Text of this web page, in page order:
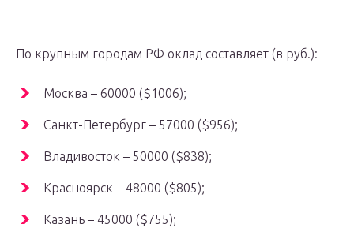
По крупным городам РФ оклад составляет (в руб.):
Москва – 60000 ($1006);
Санкт-Петербург – 57000 ($956);
Владивосток – 50000 ($838);
Красноярск – 48000 ($805);
Казань – 45000 ($755);